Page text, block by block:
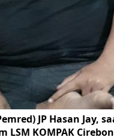
JP Hasan Jay,
KOMPAK